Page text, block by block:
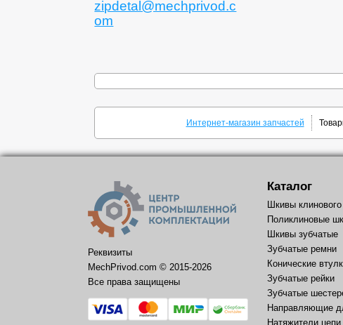
zipdetal@mechprivod.c
om
Интернет-магазин запчастей
Реквизиты
MechPrivod.com ©2015-2026
Все права защищены
Каталог
Шкивы
Поликлиновые
Шкивы зубчатые
Зубчатые ремни
Конические
Зубчатые рейки
Зубчатые
Направляющие
Натяжители цепи